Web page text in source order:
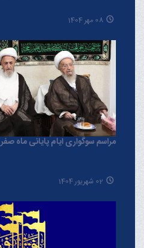
08 مهر 1404
مراسم سوگواری ایام پایانی ماه صفر
02 شهریور 1404